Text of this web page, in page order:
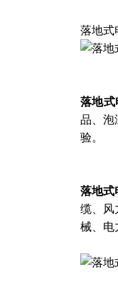
落地式
落地式
品、泡
验。
落地式
缆、风
械、电